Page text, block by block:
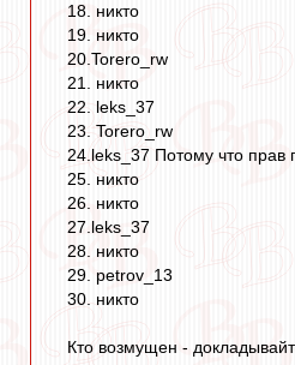
18. никто
19. никто
20.Torero_rw
21. никто
22. leks_37
23. Torero_rw
24.leks_37 Потому что прав
25. никто
26. никто
27.leks_37
28. никто
29. petrov_13
30. никто
Кто возмущен -